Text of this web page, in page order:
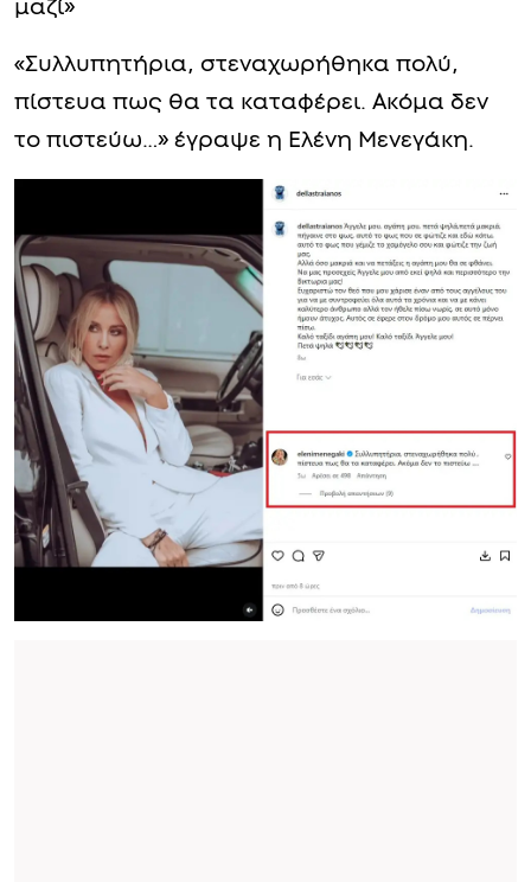
μαζί»
«Συλλυπητήρια, στεναχωρήθηκα πολύ,
πίστευα πως θα τα καταφέρει. Ακόμα δεν
το πιστεύω…» έγραψε η Ελένη Μενεγάκη.